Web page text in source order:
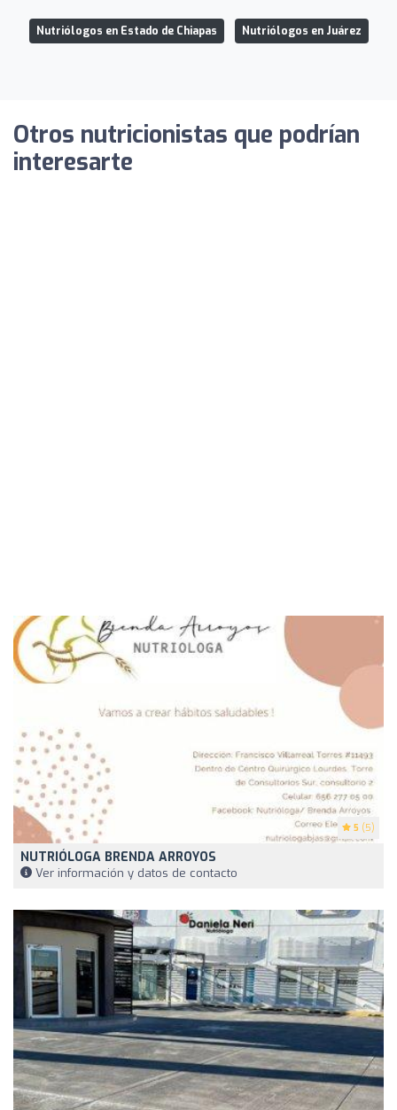
Nutriólogos en Estado de Chiapas Nutriólogos en Juárez
Otros nutricionistas que podrían
interesarte
5 (5)
NUTRIÓLOGA BRENDA ARROYOS
Ver información y datos de contacto